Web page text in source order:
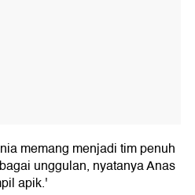
memang menjadi tim penuh
unggulan, nyatanya Anas
apik.'